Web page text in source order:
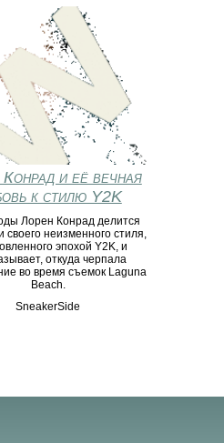
и её вечная
к стилю Y2K
Лорен Конрад делится
своего неизменного стиля,
эпохой Y2K, и
откуда черпала
во время съемок Laguna
Beach.
SneakerSide